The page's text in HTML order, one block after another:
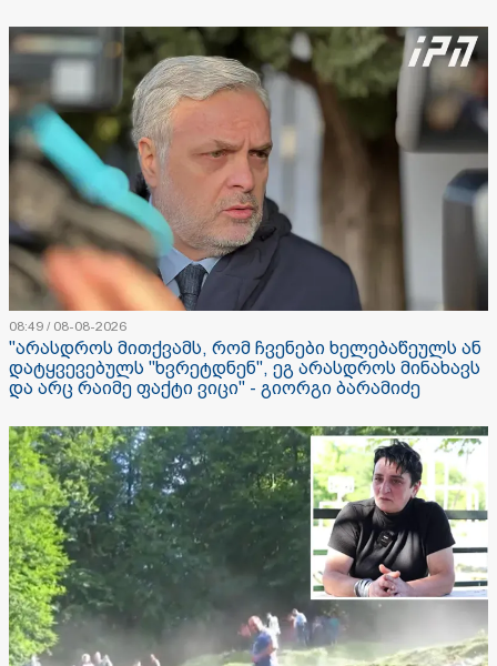
08:49 / 08-08-2026
"არასდროს მითქვამს, რომ ჩვენები ხელებაწეულს ან
დატყვევებულს "ხვრეტდნენ", ეგ არასდროს მინახავს
და არც რაიმე ფაქტი ვიცი" - გიორგი ბარამიძე